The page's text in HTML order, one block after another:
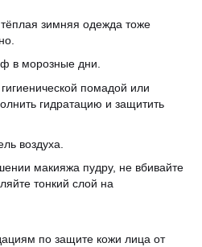
зимняя одежда тоже
в морозные дни.
помадой или
гидратацию и защитить
воздуха.
макияжа пудру, не вбивайте
тонкий слой на
по защите кожи лица от